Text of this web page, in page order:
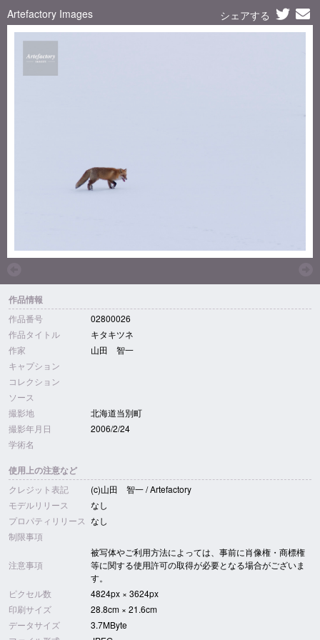
Artefactory Images シェアする
作品情報
作品番号
02800026
作品タイトル
キタキツネ
作家
山田 智一
キャプション
コレクション
ソース
撮影地
北海道当別町
撮影年月日
2006/2/24
学術名
使用上の注意など
クレジット表記
(c)山田 智一 / Artefactory
モデルリリース
なし
プロパティリリース なし
制限事項
注意事項
被写体やご利用方法によっては、事前に肖像権・商標権
等に関する使用許可の取得が必要となる場合がございま
す。
ピクセル数
4824px × 3624px
印刷サイズ
28.8cm × 21.6cm
データサイズ
3.7MByte